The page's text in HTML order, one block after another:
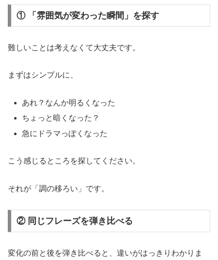
① 「雰囲気が変わった瞬間」を探す
難しいことは考えなくて大丈夫です。
まずはシンプルに、
あれ？なんか明るくなった
ちょっと暗くなった？
急にドラマっぽくなった
こう感じるところを探してください。
それが「調の移ろい」です。
② 同じフレーズを弾き比べる
変化の前と後を弾き比べると、違いがはっきりわかりま